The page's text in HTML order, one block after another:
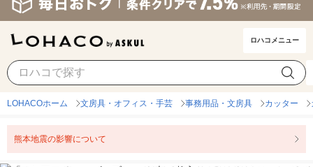
ロハコメニュー
LOHACOホーム 文房具・オフィス・手芸 事務用品・文房具 カッター
熊本地震の影響について